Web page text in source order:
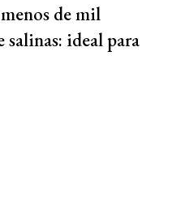
de mil
ideal para